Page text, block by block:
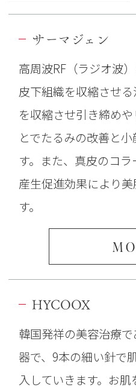
サーマジェン
高周波RF（ラジオ波
皮下組織を収縮させ
を収縮させ引き締め
とでたるみの改善と
す。また、真皮のコ
産生促進効果により
す。
HYCOOX
韓国発祥の美容治療
器で、9本の細い針で
入していきます。お